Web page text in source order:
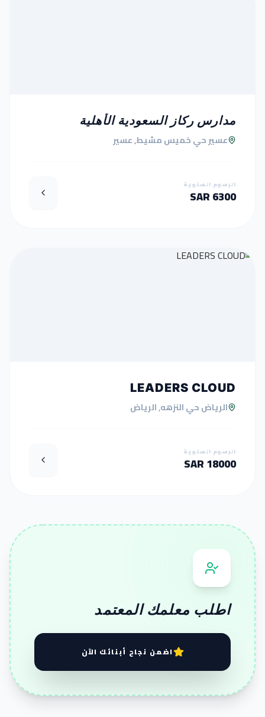
مدارس ركاز السعودية الأهلية
عسير حي خميس مشيط, عسير
الرسوم السنوية
6300 SAR
LEADERS CLOUD
الرياض حي النزهه, الرياض
الرسوم السنوية
18000 SAR
اطلب معلمك المعتمد
اضمن نجاح أبنائك الآن